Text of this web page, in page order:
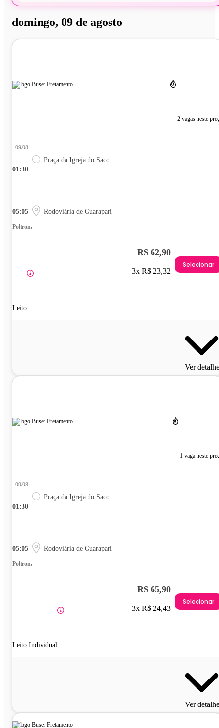
domingo, 09 de agosto
2 vagas neste
01:30
09/08
Praça da Igreja do Saco
05:05 Rodoviária de Guarapari
Poltrona
Leito
R$ 62,90
3x R$ 23,32
Selecionar
Ver
1 vaga neste
01:30
09/08
Praça da Igreja do Saco
05:05 Rodoviária de Guarapari
Poltrona
Leito Individual
R$ 65,90
3x R$ 24,43
Selecionar
Ver